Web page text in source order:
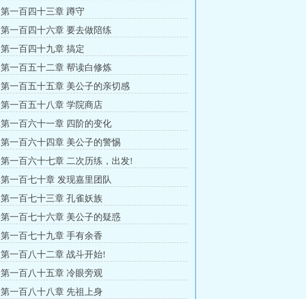
第一百四十三章 蹲守
第一百四十六章 要去做陪练
第一百四十九章 搞定
第一百五十二章 帮读白修炼
第一百五十五章 美公子的亲切感
第一百五十八章 学院商店
第一百六十一章 四阶的变化
第一百六十四章 美公子的警惕
第一百六十七章 二次历练，出发!
第一百七十章 发现嘉里团队
第一百七十三章 孔雀妖族
第一百七十六章 美公子的疑惑
第一百七十九章 手有余香
第一百八十二章 战斗开始!
第一百八十五章 冷眼旁观
第一百八十八章 先祖上身